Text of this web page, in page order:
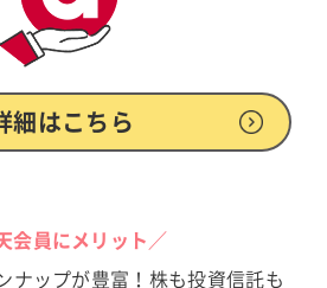
細はこちら
会員にメリット／
ナップが豊富！株も投資信託も